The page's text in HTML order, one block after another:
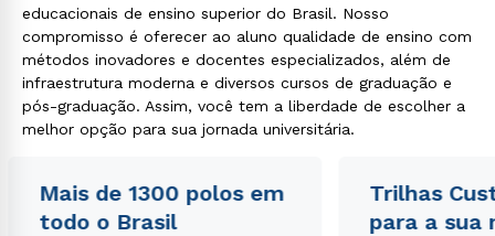
educacionais de ensino superior do Brasil. Nosso
compromisso é oferecer ao aluno qualidade de ensino com
métodos inovadores e docentes especializados, além de
infraestrutura moderna e diversos cursos de graduação e
pós-graduação. Assim, você tem a liberdade de escolher a
melhor opção para sua jornada universitária.
Mais de 1300 polos em
todo o Brasil
Trilhas
para a sua